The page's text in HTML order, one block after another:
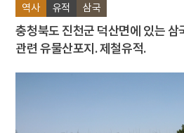
8
단종
9 부활절
10 비녀
역사 유적 삼국
충청북도 진천군 덕산면에 있는 삼
관련 유물산포지. 제철유적.